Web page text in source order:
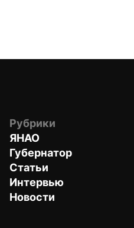
Рубрики
ЯНАО
Губернатор
Статьи
Интервью
Новости